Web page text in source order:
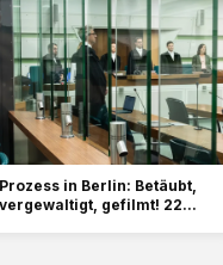
Prozess in Berlin: Betäubt,
vergewaltigt, gefilmt! 22...